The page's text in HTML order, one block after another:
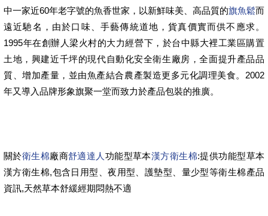
中一家近60年老字號的魚香世家，以新鮮味美、高品質的旗魚鬆而
遠近馳名，由於口味、手藝傳統道地，貨真價實而供不應求。
1995年在創辦人梁火村的大力經營下，於台中縣大裡工業區購置
土地，興建近千坪的現代自動化安全衛生廠房，全面提升產品品
質、增加產量，並由魚產結合農產製造更多元化調理美食。2002
年又導入品牌形象旗聚一堂而致力於產品包裝的推廣。
關於衛生棉廠商舒適達人 功能型草本漢方衛生棉:提供功能型草本
漢方衛生棉,包含日用型、夜用型、護墊型、量少型等衛生棉產品
資訊,天然草本舒緩經期悶熱不適